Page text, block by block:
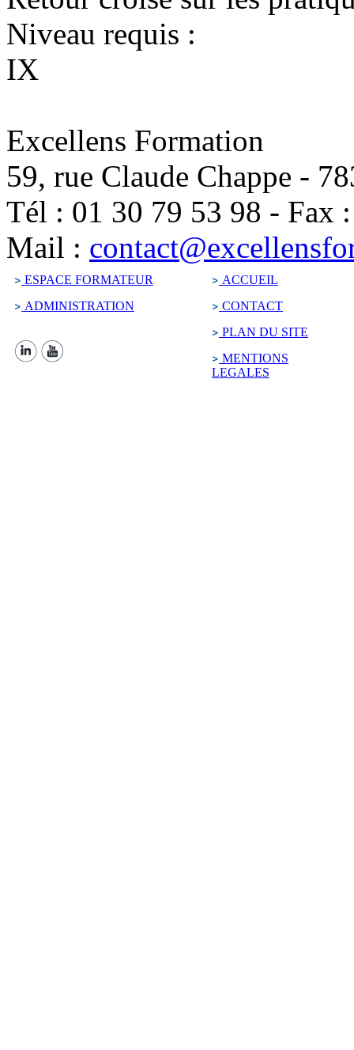
Niveau requis :
IX
Excellens Formation
59, rue Claude Chappe -
Tél : 01 30 79 53 98 - Fax
Mail :
ESPACE FORMATEUR
ACCUEIL
ADMINISTRATION
CONTACT
PLAN DU SITE
MENTIONS
LEGALES